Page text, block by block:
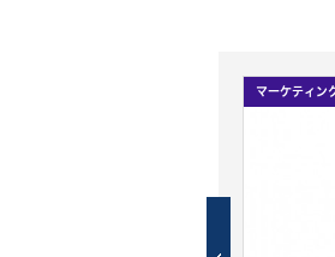
マーケティン